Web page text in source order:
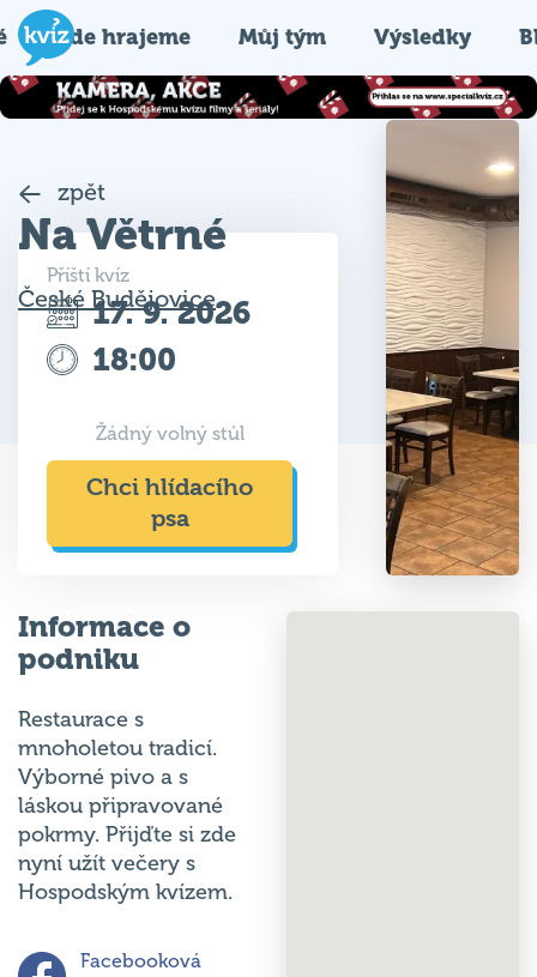
Kde hrajeme Můj tým Výsledky
zpět
Na Větrné
České Budějovice
Příští kvíz
17. 9. 2026
18:00
Žádný volný stůl
Chci hlídacího
psa
Informace o
podniku
Restaurace s
mnoholetou tradicí.
Výborné pivo a s
láskou připravované
pokrmy. Přijďte si zde
nyní užít večery s
Hospodským kvízem.
Facebooková